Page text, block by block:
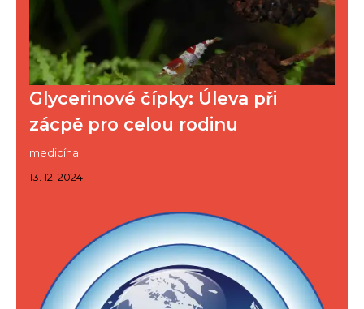
Glycerinové čípky: Úleva při
zácpě pro celou rodinu
medicína
13. 12. 2024